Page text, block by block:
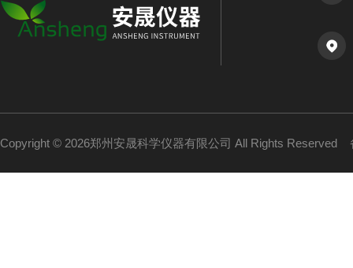
Copyright © 2026郑州安晟科学仪器有限公司 All Rights Reserved